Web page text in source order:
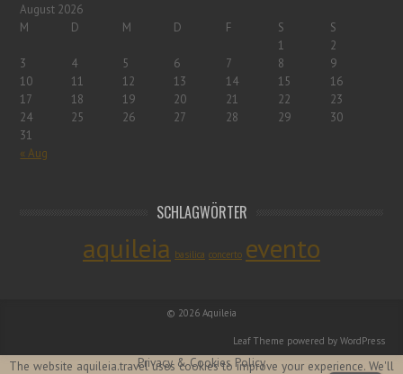
August 2026
M
D M D F S S
« Aug
1
2
3
4 5 6 7 8
9
10
11 12 13 14 15
16
17
18 19 20 21 22
23
24
25 26 27 28 29
30
31
SCHLAGWÖRTER
aquileia basilica concerto evento
© 2026 Aquileia
Leaf Theme powered by WordPress
The website aquileia.travel uses cookies to improve your experience. We'll
Privacy & Cookies Policy